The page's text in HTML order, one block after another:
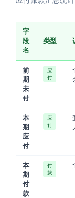
字
段
名
类型
前
期
未
付
应
付
本
期
应
付
应
付
本
期
付
款
付
款